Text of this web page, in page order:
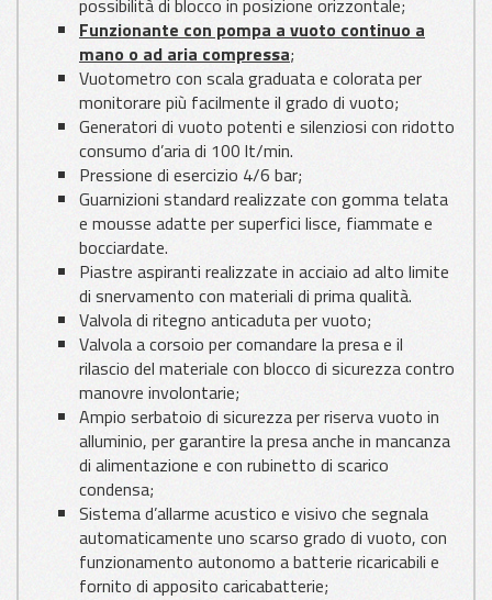
possibilità di blocco in posizione orizzontale;
Funzionante con pompa a vuoto continuo a
mano o ad aria compressa;
Vuotometro con scala graduata e colorata per
monitorare più facilmente il grado di vuoto;
Generatori di vuoto potenti e silenziosi con ridotto
consumo d’aria di 100 lt/min.
Pressione di esercizio 4/6 bar;
Guarnizioni standard realizzate con gomma telata
e mousse adatte per superfici lisce, fiammate e
bocciardate.
Piastre aspiranti realizzate in acciaio ad alto limite
di snervamento con materiali di prima qualità.
Valvola di ritegno anticaduta per vuoto;
Valvola a corsoio per comandare la presa e il
rilascio del materiale con blocco di sicurezza contro
manovre involontarie;
Ampio serbatoio di sicurezza per riserva vuoto in
alluminio, per garantire la presa anche in mancanza
di alimentazione e con rubinetto di scarico
condensa;
Sistema d’allarme acustico e visivo che segnala
automaticamente uno scarso grado di vuoto, con
funzionamento autonomo a batterie ricaricabili e
fornito di apposito caricabatterie;